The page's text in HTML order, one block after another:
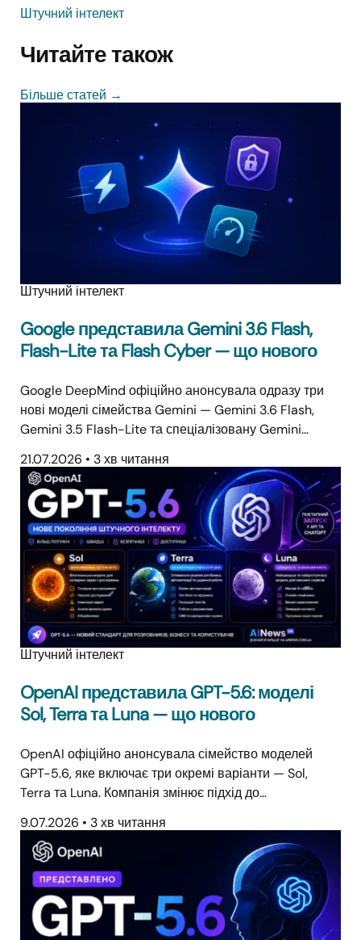
Штучний інтелект
Читайте також
Більше статей →
Штучний інтелект
Google представила Gemini 3.6 Flash,
Flash-Lite та Flash Cyber — що нового
Google DeepMind офіційно анонсувала одразу три
нові моделі сімейства Gemini — Gemini 3.6 Flash,
Gemini 3.5 Flash-Lite та спеціалізовану Gemini…
21.07.2026 • 3 хв читання
Штучний інтелект
OpenAI представила GPT-5.6: моделі
Sol, Terra та Luna — що нового
OpenAI офіційно анонсувала сімейство моделей
GPT-5.6, яке включає три окремі варіанти — Sol,
Terra та Luna. Компанія змінює підхід до…
9.07.2026 • 3 хв читання